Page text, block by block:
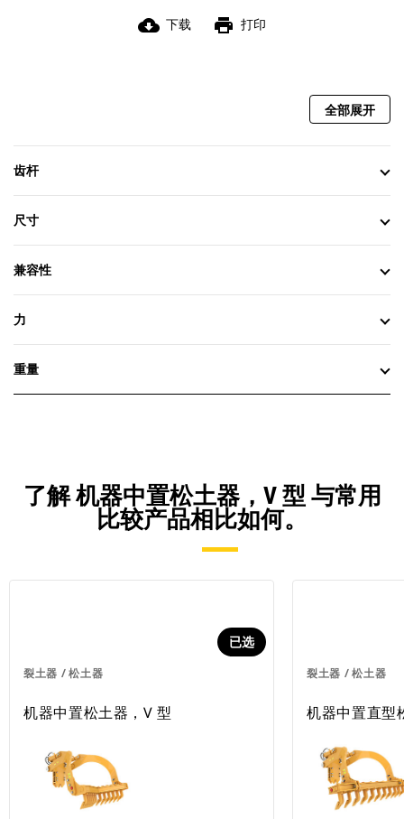
cloud_download 下载 print 打印
全部展开
齿杆
尺寸
兼容性
力
重量
了解 机器中置松土器，V 型 与常用
比较产品相比如何。
裂土器 / 松土器
已选
机器中置松土器，V 型
裂土器 / 松土器
机器中置直型